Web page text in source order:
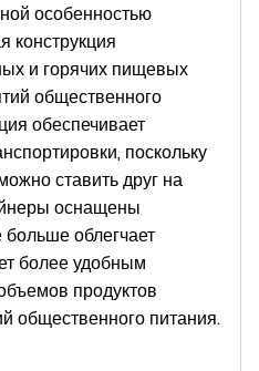
особенностью
конструкция
и горячих пищевых
общественного
обеспечивает
поскольку
ставить друг на
оснащены
облегчает
более удобным
продуктов
общественного питания.